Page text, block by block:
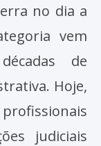
no dia a
vem
de
Hoje,
judiciais